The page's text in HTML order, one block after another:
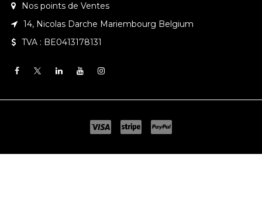
Nos points de Ventes
14, Nicolas Darche Mariembourg Belgium
TVA : BE0413178131